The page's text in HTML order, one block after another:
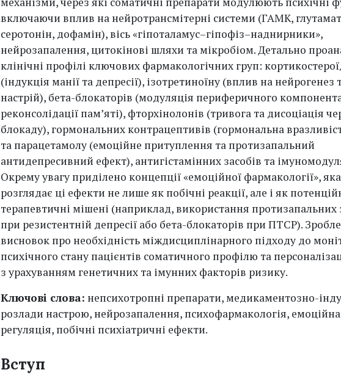
включаючи вплив на нейротрансмітерні системи (ГАМК,
серотонін, дофамін), вісь «гіпоталамус–гіпофіз–наднирники»,
нейрозапалення, цитокінові шляхи та мікробіом. Детально
клінічні профілі ключових фармакологічних груп:
(індукція манії та депресії), ізотретиноїну (вплив на нейрогенез
настрій), бета-блокаторів (модуляція периферичного
реконсолідації пам’яті), фторхінолонів (тривога та дисоціація
блокаду), гормональних контрацептивів (гормональна
та парацетамолу (емоційне притуплення та протизапальний
антидепресивний ефект), антигістамінних засобів та
Окрему увагу приділено концепції «емоційної фармакології», яка
розглядає ці ефекти не лише як побічні реакції, але і як
терапевтичні мішені (наприклад, використання протизапальних
при резистентній депресії або бета-блокаторів при ПТСР).
висновок про необхідність міждисциплінарного підходу до
психічного стану пацієнтів соматичного профілю та
з урахуванням генетичних та імунних факторів ризику.
Ключові слова: непсихотропні препарати, медикаментозно-
розлади настрою, нейрозапалення, психофармакологія, емоційна
регуляція, побічні психіатричні ефекти.
Вступ